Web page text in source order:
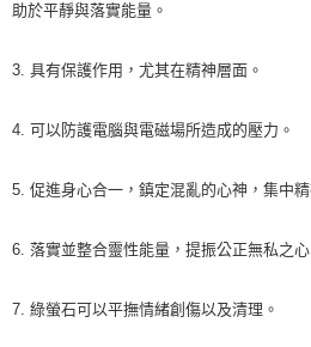
助於平靜與落實能量。
3. 具有保護作用，尤其在精神層面。
4. 可以防護電腦與電磁場所造成的壓力。
5. 促進身心合一，鎮定混亂的心神，集中精
6. 落實並整合靈性能量，提振公正無私之
7. 綠螢石可以平撫情緒創傷以及清理。